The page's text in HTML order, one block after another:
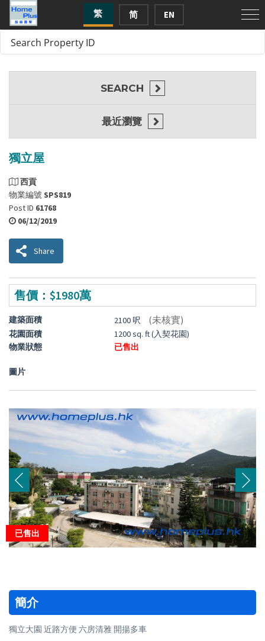
繁 简 EN
獨立屋
西貢
物業編號SPS819
Post ID 61768
06/12/2019
Share
售價：$1980萬
建築面積 2100 呎 (未核實)
花園面積
1200 sq. ft (入契花園)
物業狀態
已售出
圖片
已售出
簡介
獨立大園 近路方便 六房清雅 開揚多車
SEARCH
最近瀏覽